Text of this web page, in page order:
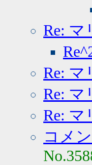
Re: マ
Re: マ
Re: マ
Re: マ
コメ